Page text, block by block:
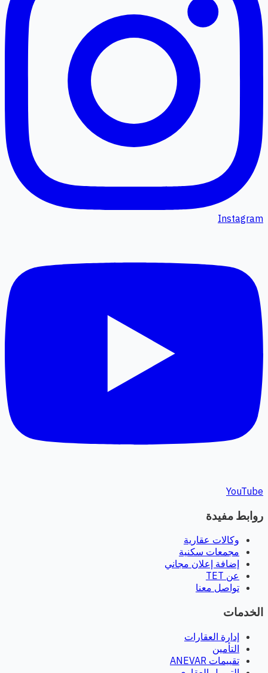
Instagram
YouTube
روابط مفيدة
وكالات عقارية
مجمعات سكنية
إضافة إعلان مجاني
عن TET
تواصل معنا
الخدمات
إدارة العقارات
التأمين
تقييمات ANEVAR